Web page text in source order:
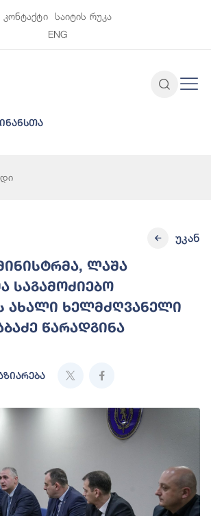
კონტაქტი
საიტის რუკა
ENG
ლაშა
საგამოძიებო
ახალი ხელმძღვანელი
წარადგინა
უკან